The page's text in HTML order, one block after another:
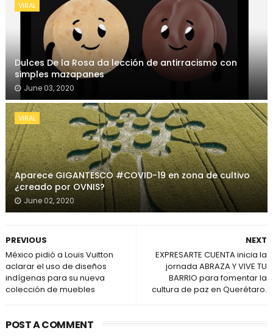
VIRAL
Dulces De la Rosa da lección de antirracismo con
simples mazapanes
June 03, 2020
VIRAL
Aparece GIGANTESCO #COVID-19 en zona de cultivo
¿creado por OVNIS?
June 02, 2020
NEXT
EXPRESARTE CUENTA inicia la
jornada ABRAZA Y VIVE TU
BARRIO para fomentar la
cultura de paz en Querétaro.
PREVIOUS
México pidió a Louis Vuitton
aclarar el uso de diseños
indígenas para su nueva
colección de muebles
POST A COMMENT